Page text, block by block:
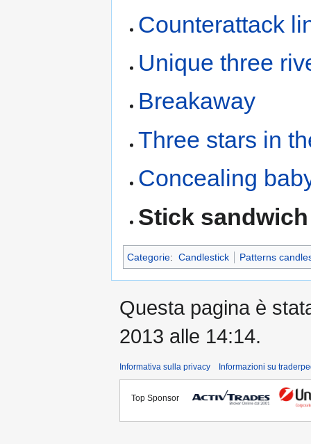
Counterattack
Unique three
Breakaway
Three stars in
Concealing
Stick sandwich
Categorie: Candlestick Patterns
Questa pagina è
2013 alle 14:14.
Informativa sulla privacy Informazioni su
Top Sponsor